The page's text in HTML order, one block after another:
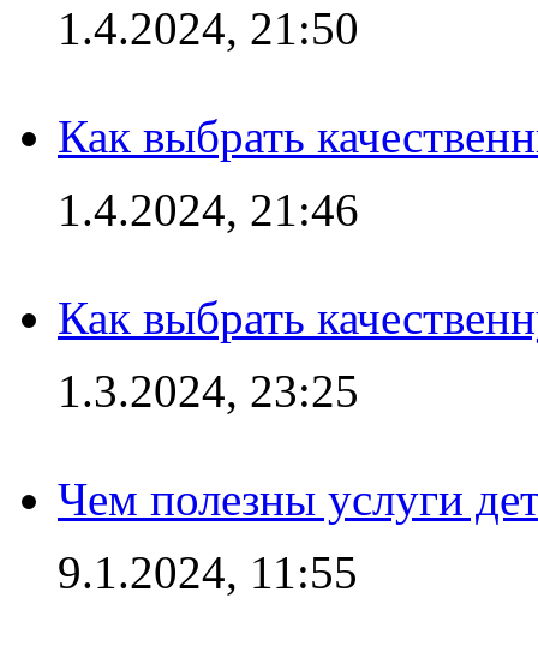
1.4.2024, 21:50
Как выбрать
1.4.2024, 21:46
Как выбрать
1.3.2024, 23:25
Чем полезны услуги
9.1.2024, 11:55